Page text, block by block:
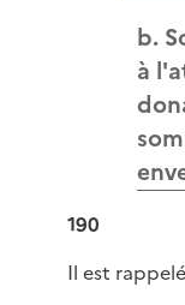
b.
à
190
Il est